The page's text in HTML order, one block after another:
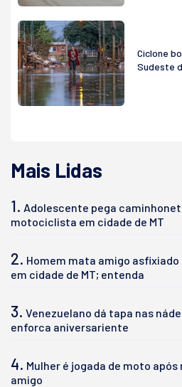
Ciclone
Sudeste
Mais Lidas
1. Adolescente pega
motociclista em cidade de MT
2. Homem mata amigo
em cidade de MT; entenda
3. Venezuelano dá tapa nas
enforca aniversariente
4. Mulher é jogada de moto
amigo